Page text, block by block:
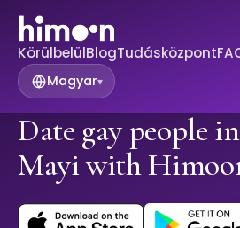
KörülbelülBlogTudásközpont
Magyar▾
Date gay people
Mayi with